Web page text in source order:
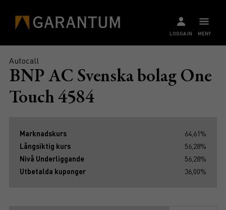
MENY
LOGGA IN
Autocall
BNP AC Svenska bolag One
Touch 4584
Marknadskurs
64,61%
Långsiktig kurs
56,28%
Nivå Underliggande
56,28%
Utbetalda kuponger
36,00%